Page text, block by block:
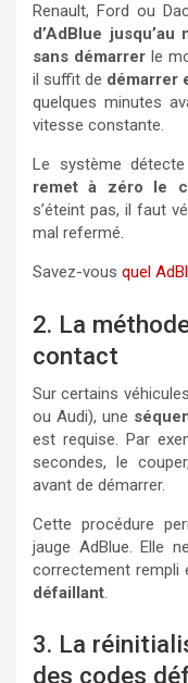
Renault, Ford ou
d’AdBlue jusqu’au
sans démarrerle
il suffit de démarrer
quelques minutes
vitesse constante.
Le système
remet à zéro le
s’éteint pas, il faut
mal refermé.
Savez-vous quel
2. La
contact
Sur certains
ou Audi), une
est requise. Par
secondes, le
avant de démarrer.
Cette procédure
jauge AdBlue. Elle
correctement rempli
défaillant.
3. La
des codes